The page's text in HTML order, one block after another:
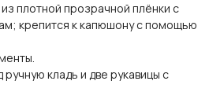
плотной прозрачной плёнки с
крепится к капюшону с помощью
кладь и две рукавицы с